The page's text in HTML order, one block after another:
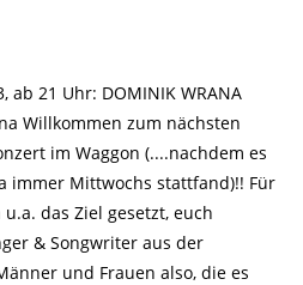
ab 21 Uhr: DOMINIK WRANA
Willkommen zum nächsten
im Waggon (....nachdem es
immer Mittwochs stattfand)!! Für
das Ziel gesetzt, euch
& Songwriter aus der
und Frauen also, die es